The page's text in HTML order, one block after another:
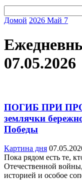
Домой 2026 Май 7
07.05.2026
ПОГИБ ПРИ
землячки
Победы
Картина дня
Пока рядом есть те,
Отечественной
историей и особое